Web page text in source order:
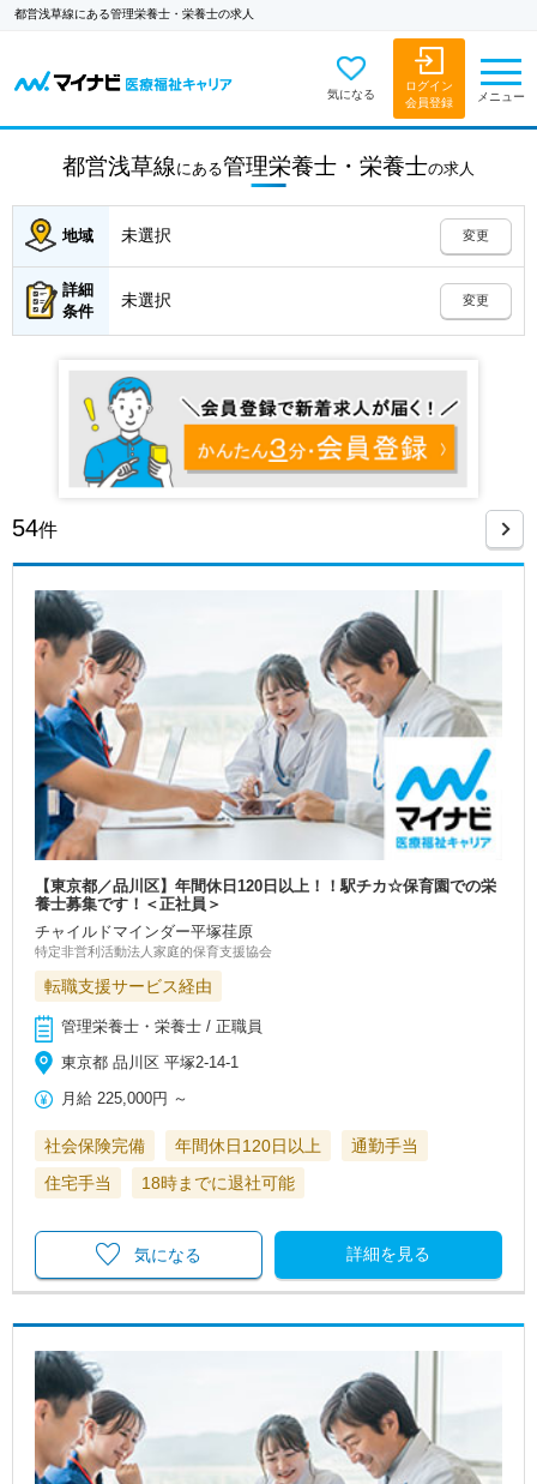
都営浅草線にある管理栄養士・栄養士の求人
気になる
ログイン
会員登録
メニュー
都営浅草線 にある管理栄養士・栄養士の求人
地域 未選択 変更
詳細
条件
未選択 変更
54件
【東京都／品川区】年間休日120日以上！！駅チカ☆保育園での栄
養士募集です！＜正社員＞
チャイルドマインダー平塚荏原
特定非営利活動法人家庭的保育支援協会
転職支援サービス経由
管理栄養士・栄養士 / 正職員
東京都 品川区 平塚2‐14‐1
月給 225,000円 ～
社会保険完備 年間休日120日以上
通勤手当
住宅手当
18時までに退社可能
詳細を見る
気になる